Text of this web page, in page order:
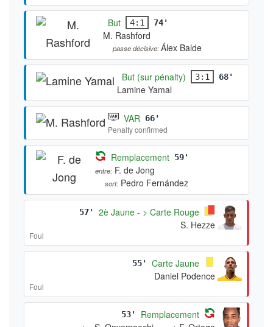
But 4:1 74'
M. Rashford
passe décisive:Álex Balde
But (sur pénalty) 3:1 68'
Lamine Yamal
VAR 66'
Penalty confirmed
Remplacement 59'
entre: F. de Jong
sort: Pedro Fernández
57'
2è Jaune - > Carte Rouge
S. Hezze
Foul
55'
Carte Jaune
Daniel Podence
Foul
53' Remplacement